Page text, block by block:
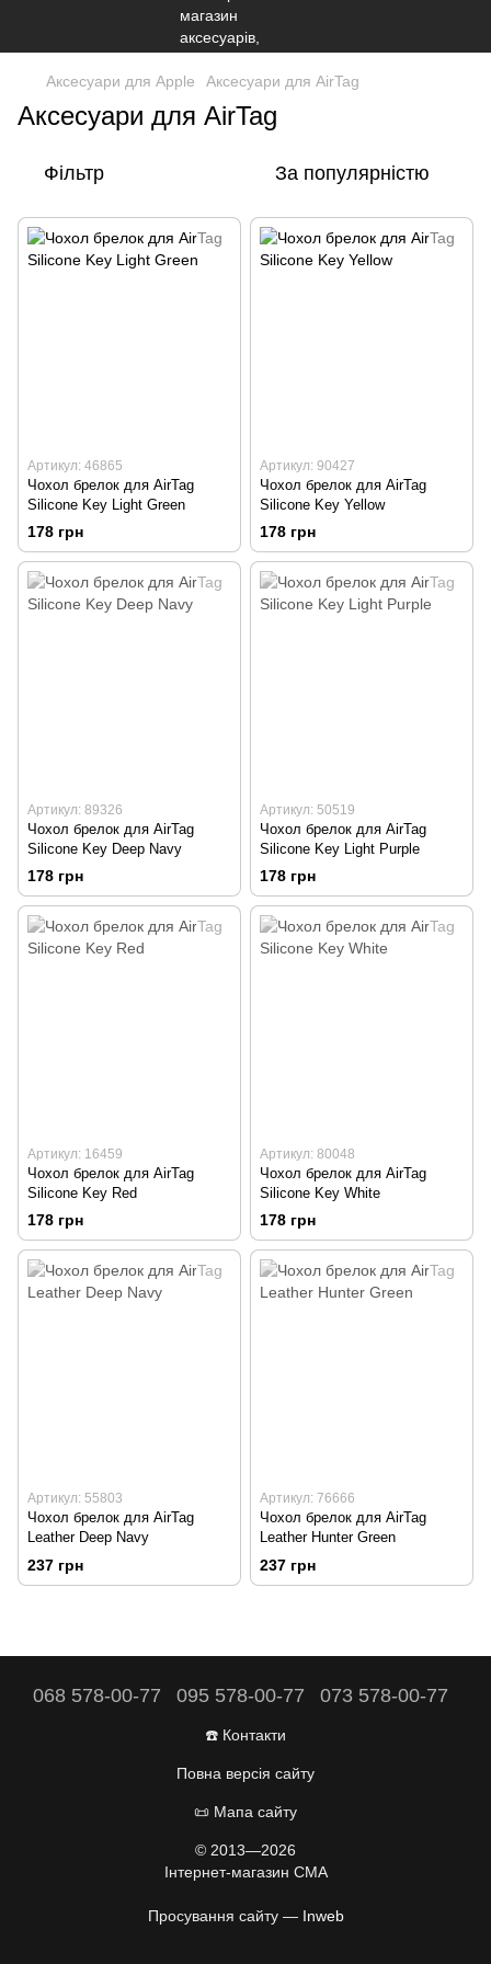
Аксесуари для Apple Аксесуари для AirTag
Аксесуари для AirTag
Фільтр За популярністю
Артикул: 46865
Чохол брелок для AirTag
Silicone Key Light Green
178 грн
Артикул: 90427
Чохол брелок для AirTag
Silicone Key Yellow
178 грн
Артикул: 89326
Чохол брелок для AirTag
Silicone Key Deep Navy
178 грн
Артикул: 50519
Чохол брелок для AirTag
Silicone Key Light Purple
178 грн
Артикул: 16459
Чохол брелок для AirTag
Silicone Key Red
178 грн
Артикул: 80048
Чохол брелок для AirTag
Silicone Key White
178 грн
Артикул: 55803
Чохол брелок для AirTag
Leather Deep Navy
237 грн
Артикул: 76666
Чохол брелок для AirTag
Leather Hunter Green
237 грн
068 578-00-77 095 578-00-77 073 578-00-77
☎️ Контакти
Повна версія сайту
📜 Мапа сайту
© 2013—2026
Інтернет-магазин CMA
Просування сайту — Inweb